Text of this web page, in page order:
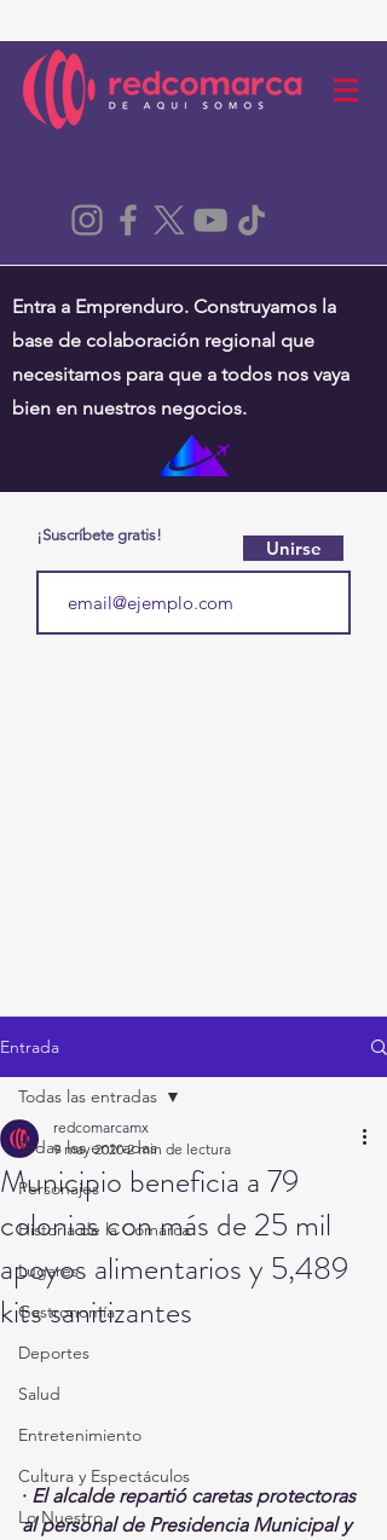
Entra a Emprenduro. Construyamos la
base de colaboración regional que
necesitamos para que a todos nos vaya
bien en nuestros negocios.
¡Suscríbete gratis!
Unirse
Entrada
Todas las entradas
Personajes
Historia de la Comarca
Lugares
Gastronomía
Deportes
Salud
Entretenimiento
Cultura y Espectáculos
Lo Nuestro
Todas las entradas
Municipio beneficia a 79
colonias con más de 25 mil
apoyos alimentarios y 5,489
kits sanitizantes
redcomarcamx
9 may 2020 2 min de lectura
· El alcalde repartió caretas protectoras
al personal de Presidencia Municipal y